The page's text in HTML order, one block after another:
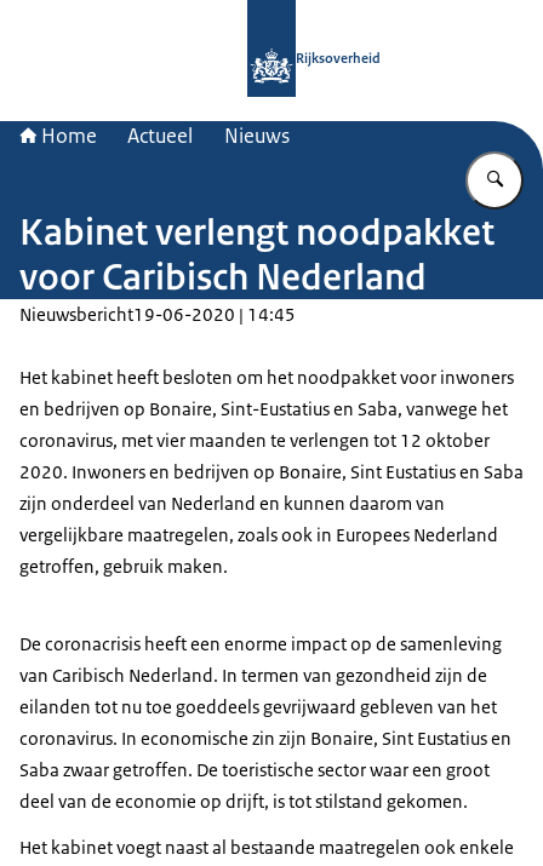
Rijksoverheid
Home Actueel Nieuws
Kabinet verlengt noodpakket
voor Caribisch Nederland
Nieuwsbericht19-06-2020 | 14:45
Het kabinet heeft besloten om het noodpakket voor inwoners
en bedrijven op Bonaire, Sint-Eustatius en Saba, vanwege het
coronavirus, met vier maanden te verlengen tot 12 oktober
2020. Inwoners en bedrijven op Bonaire, Sint Eustatius en Saba
zijn onderdeel van Nederland en kunnen daarom van
vergelijkbare maatregelen, zoals ook in Europees Nederland
getroffen, gebruik maken.
De coronacrisis heeft een enorme impact op de samenleving
van Caribisch Nederland. In termen van gezondheid zijn de
eilanden tot nu toe goeddeels gevrijwaard gebleven van het
coronavirus. In economische zin zijn Bonaire, Sint Eustatius en
Saba zwaar getroffen. De toeristische sector waar een groot
deel van de economie op drijft, is tot stilstand gekomen.
Het kabinet voegt naast al bestaande maatregelen ook enkele